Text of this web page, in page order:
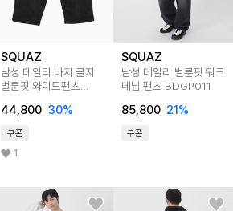
SQUAZ
남성 데일리 바지 골지
벌룬핏 와이드팬츠
44,800 30%
쿠폰
1
SQUAZ
남성 데일리 벌룬핏 워크
데님 팬츠 BDGP011
85,800 21%
쿠폰